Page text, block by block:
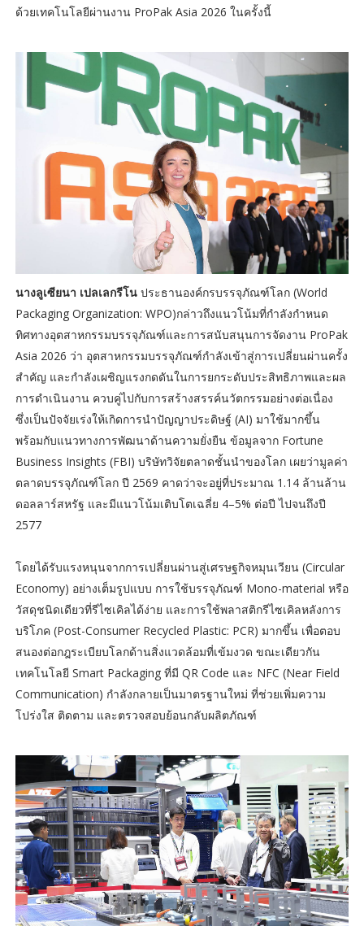
ด้วยเทคโนโลยีผ่านงาน ProPak Asia 2026 ในครั้งนี้
นางลูเซียนา เปลเลกรีโนประธานองค์กรบรรจุภัณฑ์โลก (World
Packaging Organization: WPO)กล่าวถึงแนวโน้มที่กำลังกำหนด
ทิศทางอุตสาหกรรมบรรจุภัณฑ์และการสนับสนุนการจัดงาน ProPak
Asia 2026 ว่า อุตสาหกรรมบรรจุภัณฑ์กำลังเข้าสู่การเปลี่ยนผ่านครั้ง
สำคัญ และกำลังเผชิญแรงกดดันในการยกระดับประสิทธิภาพและผล
การดำเนินงาน ควบคู่ไปกับการสร้างสรรค์นวัตกรรมอย่างต่อเนื่อง
ซึ่งเป็นปัจจัยเร่งให้เกิดการนำปัญญาประดิษฐ์ (AI) มาใช้มากขึ้น
พร้อมกับแนวทางการพัฒนาด้านความยั่งยืน ข้อมูลจาก Fortune
Business Insights (FBI) บริษัทวิจัยตลาดชั้นนำของโลก เผยว่ามูลค่า
ตลาดบรรจุภัณฑ์โลก ปี 2569 คาดว่าจะอยู่ที่ประมาณ 1.14 ล้านล้าน
ดอลลาร์สหรัฐ และมีแนวโน้มเติบโตเฉลี่ย 4–5% ต่อปี ไปจนถึงปี
2577
โดยได้รับแรงหนุนจากการเปลี่ยนผ่านสู่เศรษฐกิจหมุนเวียน (Circular
Economy) อย่างเต็มรูปแบบ การใช้บรรจุภัณฑ์ Mono-material หรือ
วัสดุชนิดเดียวที่รีไซเคิลได้ง่าย และการใช้พลาสติกรีไซเคิลหลังการ
บริโภค (Post-Consumer Recycled Plastic: PCR) มากขึ้น เพื่อตอบ
สนองต่อกฎระเบียบโลกด้านสิ่งแวดล้อมที่เข้มงวด ขณะเดียวกัน
เทคโนโลยี Smart Packaging ที่มี QR Code และ NFC (Near Field
Communication) กำลังกลายเป็นมาตรฐานใหม่ ที่ช่วยเพิ่มความ
โปร่งใส ติดตาม และตรวจสอบย้อนกลับผลิตภัณฑ์